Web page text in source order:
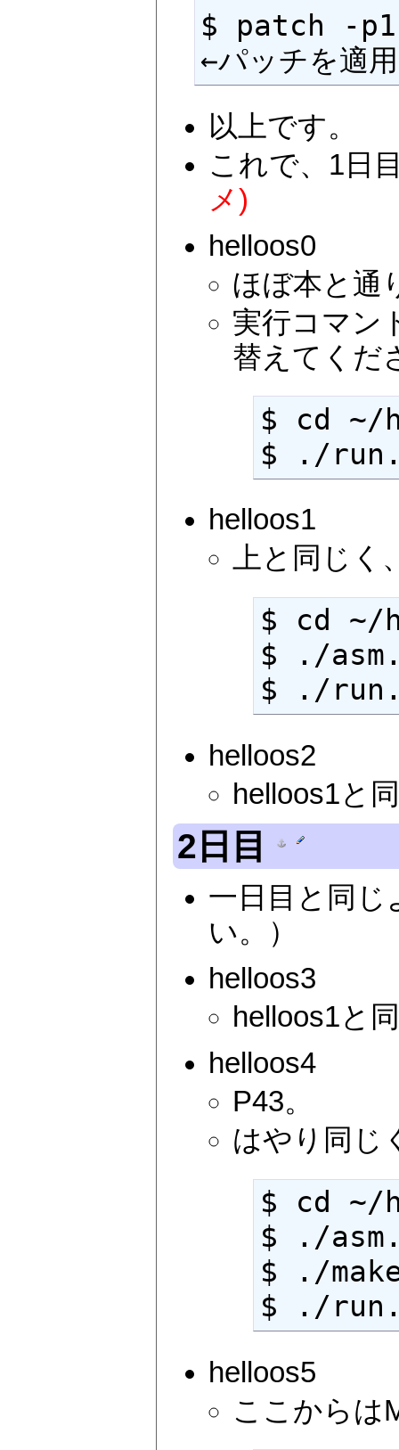
$ patch -
←パッチを適
以上です。
これで、1日
メ)
helloos0
ほぼ本と通
実行コマン
替えてくだ
$ cd ~/
$ ./
helloos1
上と同じく
$ cd ~/
$ ./
$ ./
helloos2
helloos1と
2日目
一日目と同じ
い。）
helloos3
helloos1と
helloos4
P43。
はやり同じ
$ cd ~/
$ ./
$ ./
$ ./
helloos5
ここからは